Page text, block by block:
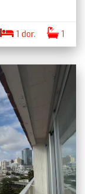
1 dor. 1